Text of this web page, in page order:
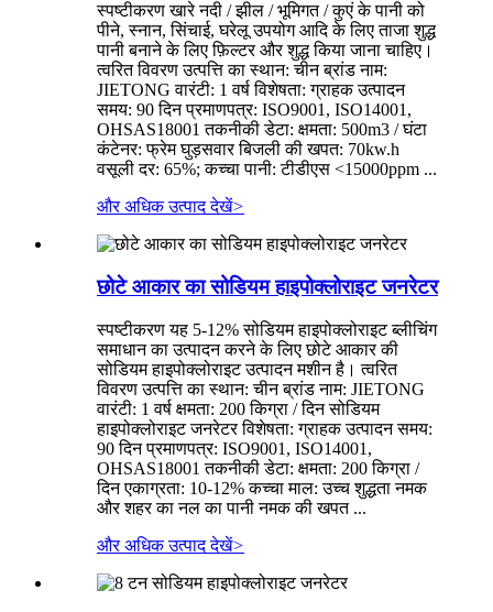
स्पष्टीकरण खारे नदी / झील / भूमिगत / कुएं के पानी को
पीने, स्नान, सिंचाई, घरेलू उपयोग आदि के लिए ताजा शुद्ध
पानी बनाने के लिए फ़िल्टर और शुद्ध किया जाना चाहिए।
त्वरित विवरण उत्पत्ति का स्थान: चीन ब्रांड नाम:
JIETONG वारंटी: 1 वर्ष विशेषता: ग्राहक उत्पादन
समय: 90 दिन प्रमाणपत्र: ISO9001, ISO14001,
OHSAS18001 तकनीकी डेटा: क्षमता: 500m3 / घंटा
कंटेनर: फ्रेम घुड़सवार बिजली की खपत: 70kw.h
वसूली दर: 65%; कच्चा पानी: टीडीएस <15000ppm ...
और अधिक उत्पाद देखें>
छोटे आकार का सोडियम हाइपोक्लोराइट जनरेटर
स्पष्टीकरण यह 5-12% सोडियम हाइपोक्लोराइट ब्लीचिंग
समाधान का उत्पादन करने के लिए छोटे आकार की
सोडियम हाइपोक्लोराइट उत्पादन मशीन है। त्वरित
विवरण उत्पत्ति का स्थान: चीन ब्रांड नाम: JIETONG
वारंटी: 1 वर्ष क्षमता: 200 किग्रा / दिन सोडियम
हाइपोक्लोराइट जनरेटर विशेषता: ग्राहक उत्पादन समय:
90 दिन प्रमाणपत्र: ISO9001, ISO14001,
OHSAS18001 तकनीकी डेटा: क्षमता: 200 किग्रा /
दिन एकाग्रता: 10-12% कच्चा माल: उच्च शुद्धता नमक
और शहर का नल का पानी नमक की खपत ...
और अधिक उत्पाद देखें>